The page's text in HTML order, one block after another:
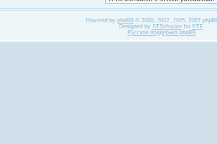
Powered by phpBB© 2000, 2002, 2005, 2007
Designed by STSoftwarefor PTF.
Русская поддержка phpBB